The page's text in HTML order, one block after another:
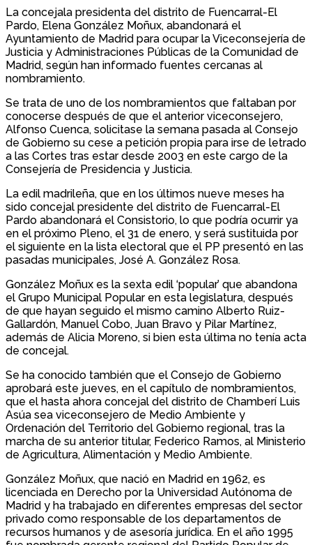
La concejala presidenta del distrito de Fuencarral-El
Pardo, Elena González Moñux, abandonará el
Ayuntamiento de Madrid para ocupar la Viceconsejería de
Justicia y Administraciones Públicas de la Comunidad de
Madrid, según han informado fuentes cercanas al
nombramiento.
Se trata de uno de los nombramientos que faltaban por
conocerse después de que el anterior viceconsejero,
Alfonso Cuenca, solicitase la semana pasada al Consejo
de Gobierno su cese a petición propia para irse de letrado
a las Cortes tras estar desde 2003 en este cargo de la
Consejería de Presidencia y Justicia.
La edil madrileña, que en los últimos nueve meses ha
sido concejal presidente del distrito de Fuencarral-El
Pardo abandonará el Consistorio, lo que podría ocurrir ya
en el próximo Pleno, el 31 de enero, y será sustituida por
el siguiente en la lista electoral que el PP presentó en las
pasadas municipales, José A. González Rosa.
González Moñux es la sexta edil ‘popular’ que abandona
el Grupo Municipal Popular en esta legislatura, después
de que hayan seguido el mismo camino Alberto Ruiz-
Gallardón, Manuel Cobo, Juan Bravo y Pilar Martínez,
además de Alicia Moreno, si bien esta última no tenía acta
de concejal.
Se ha conocido también que el Consejo de Gobierno
aprobará este jueves, en el capítulo de nombramientos,
que el hasta ahora concejal del distrito de Chamberí Luis
Asúa sea viceconsejero de Medio Ambiente y
Ordenación del Territorio del Gobierno regional, tras la
marcha de su anterior titular, Federico Ramos, al Ministerio
de Agricultura, Alimentación y Medio Ambiente.
González Moñux, que nació en Madrid en 1962, es
licenciada en Derecho por la Universidad Autónoma de
Madrid y ha trabajado en diferentes empresas del sector
privado como responsable de los departamentos de
recursos humanos y de asesoría jurídica. En el año 1995